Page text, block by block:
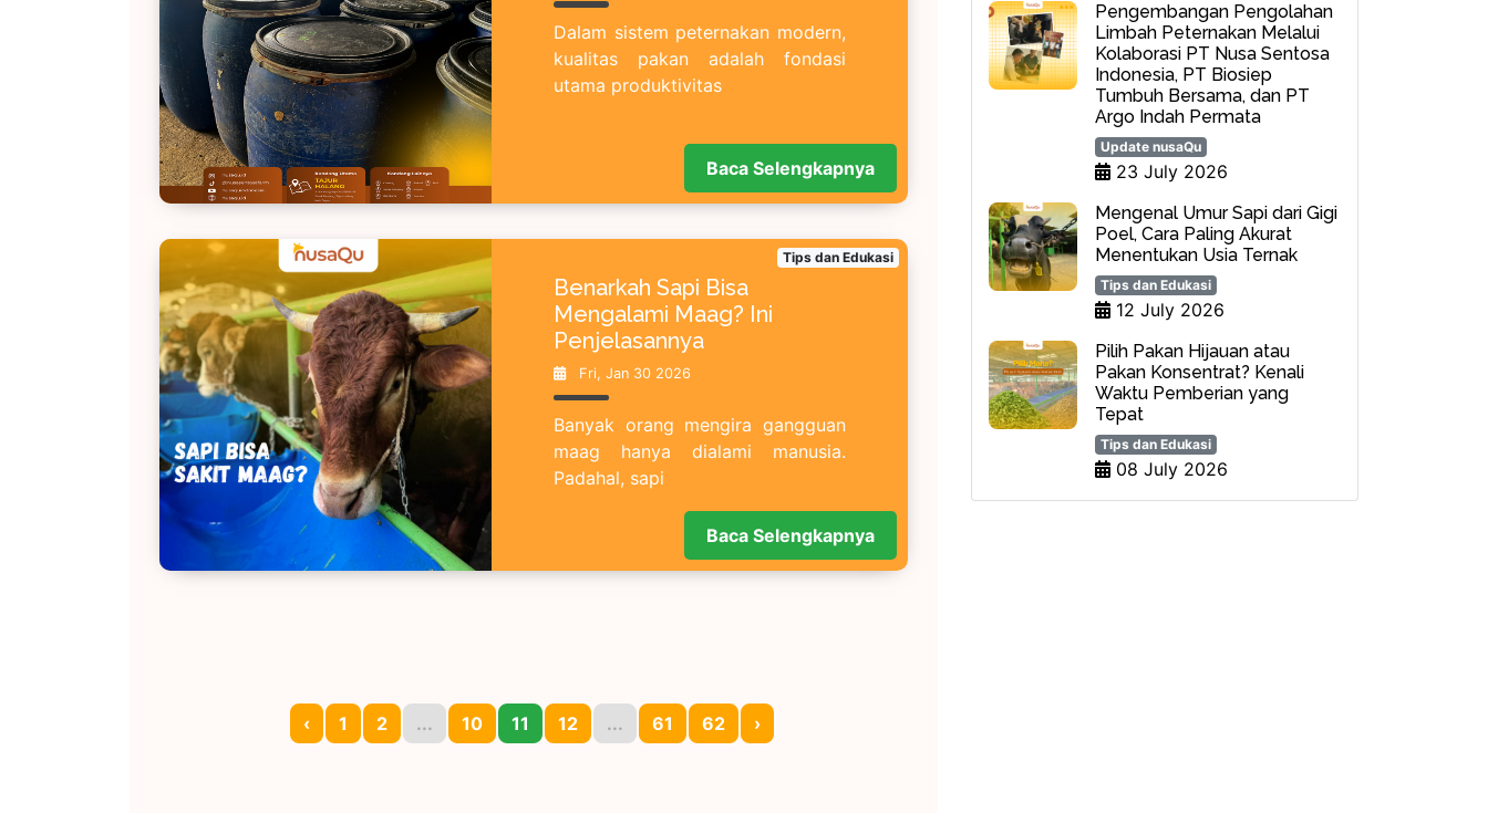
Dalam sistem peternakan modern,
kualitas pakan adalah fondasi
utama produktivitas
Baca Selengkapnya
Tips dan Edukasi
Benarkah Sapi Bisa
Mengalami Maag? Ini
Penjelasannya
Fri, Jan 30 2026
Banyak orang mengira gangguan
maag hanya dialami manusia.
Padahal, sapi
Baca Selengkapnya
‹ 1 2 ... 10 11 12 ... 61 62 ›
Pengembangan Pengolahan
Limbah Peternakan Melalui
Kolaborasi PT Nusa Sentosa
Indonesia, PT Biosiep
Tumbuh Bersama, dan PT
Argo Indah Permata
Update nusaQu
23 July 2026
Mengenal Umur Sapi dari Gigi
Poel, Cara Paling Akurat
Menentukan Usia Ternak
Tips dan Edukasi
12 July 2026
Pilih Pakan Hijauan atau
Pakan Konsentrat? Kenali
Waktu Pemberian yang
Tepat
Tips dan Edukasi
08 July 2026